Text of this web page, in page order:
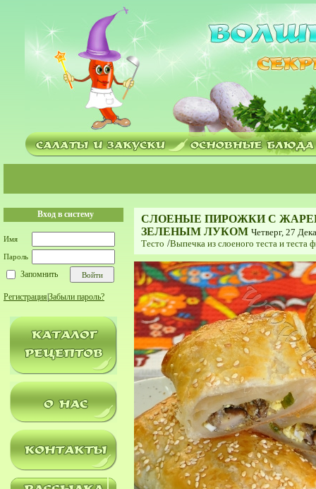
Вход в систему
Имя
Пароль
Запомнить
Регистрация Забыли пароль?
СЛОЕНЫЕ ПИРОЖКИ С
ЗЕЛЕНЫМ ЛУКОМ Четверг, 27
Тесто /Выпечка из слоеного теста и теста